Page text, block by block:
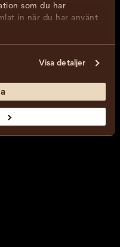
som du har
in när du har använt
Visa detaljer